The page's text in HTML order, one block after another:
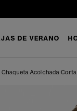
DE VERANO
Chaqueta Acolchada